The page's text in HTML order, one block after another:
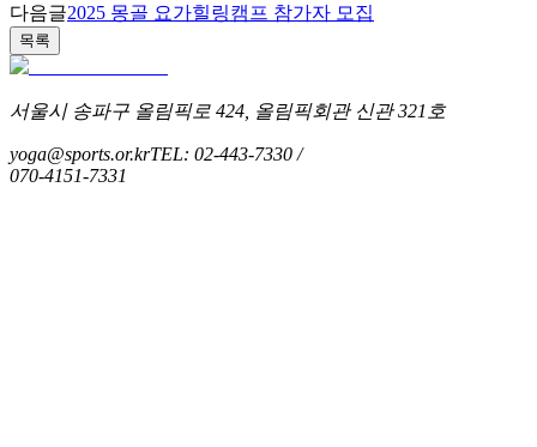
다음글2025 몽골 요가힐링캠프 참가자 모집
목록
서울시 송파구 올림픽로 424, 올림픽회관 신관 321호
yoga@sports.or.krTEL: 02-443-7330 /
070-4151-7331